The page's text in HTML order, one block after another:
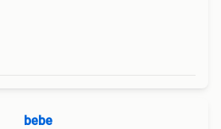
bebe